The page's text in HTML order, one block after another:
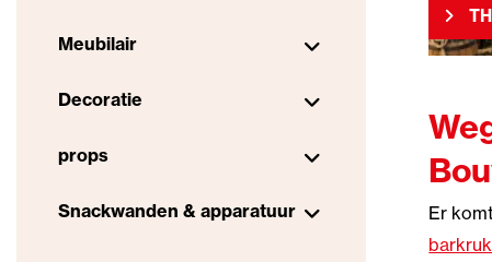
Meubilair
Decoratie
props
Snackwanden & apparatuur Er